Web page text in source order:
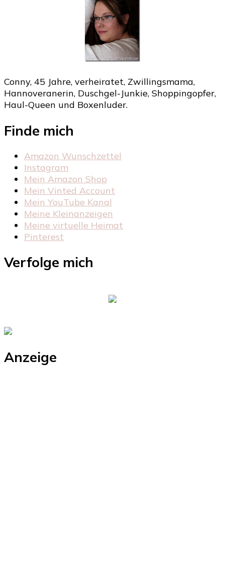
Conny, 45 Jahre, verheiratet, Zwillingsmama,
Hannoveranerin, Duschgel-Junkie, Shoppingopfer,
Haul-Queen und Boxenluder.
Finde mich
Amazon Wunschzettel
Instagram
Mein Amazon Shop
Mein Vinted Account
Mein YouTube Kanal
Meine Kleinanzeigen
Meine virtuelle Heimat
Pinterest
Verfolge mich
Anzeige